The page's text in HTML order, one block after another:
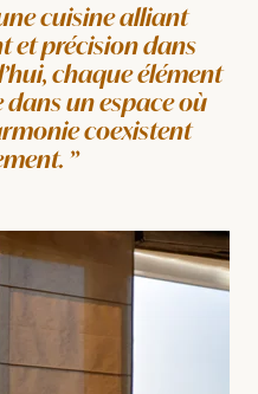
cuisine alliant
et précision dans
chaque élément
dans un espace où
coexistent